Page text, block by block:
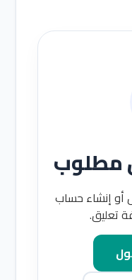
مطلوب
أو إنشاء حساب
تعليق.